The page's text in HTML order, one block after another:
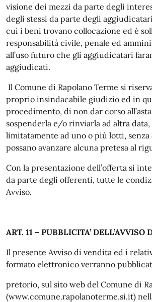
visione dei mezzi da parte degli
degli stessi da parte degli
cui i beni trovano collocazione ed è
responsabilità civile, penale ed
all’uso futuro che gli aggiudicatari
aggiudicati.
Il Comune di Rapolano Terme si
proprio insindacabile giudizio ed in
procedimento, di non dar corso
sospenderla e/o rinviarla ad altra data,
limitatamente ad uno o più lotti,
possano avanzare alcuna pretesa al
Con la presentazione dell’offerta si
da parte degli offerenti, tutte le
Avviso.
ART. 11 – PUBBLICITA’ DELL’AVVISO
Il presente Avviso di vendita ed i
formato elettronico verranno
pretorio, sul sito web del Comune di
(www.comune.rapolanoterme.si.it)